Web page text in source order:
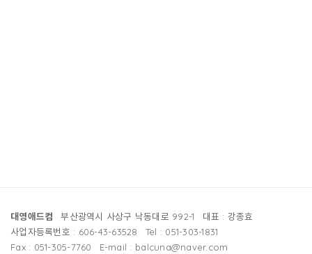
대영애드컴 부산광역시 사상구 낙동대로 992-1
대표 : 강종효
사업자등록번호 : 606-43-63528
Tel : 051-303-1831
Fax : 051-305-7760
E-mail : balcuna@naver.com